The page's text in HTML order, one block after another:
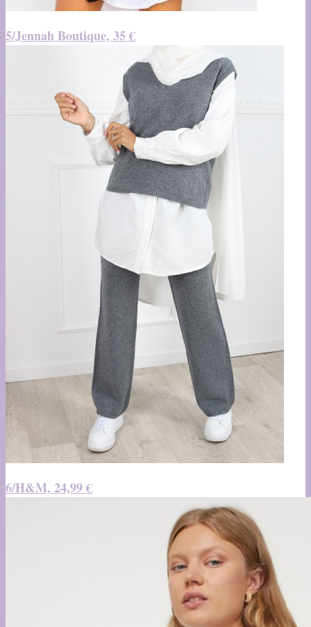
5/Jennah Boutique, 35 €
6/H&M, 24,99 €